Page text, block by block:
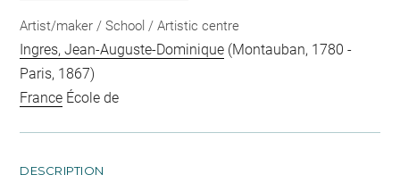
Artist/maker / School / Artistic centre
Ingres, Jean-Auguste-Dominique (Montauban, 1780 -
Paris, 1867)
France École de
DESCRIPTION